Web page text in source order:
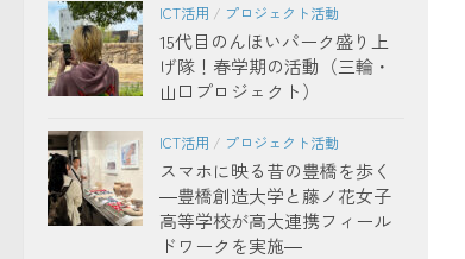
ICT活用 / プロジェクト活動
15代目のんほいパーク盛り上
げ隊！春学期の活動（三輪・
山口プロジェクト）
ICT活用 / プロジェクト活動
スマホに映る昔の豊橋を歩く
―豊橋創造大学と藤ノ花女子
高等学校が高大連携フィール
ドワークを実施―